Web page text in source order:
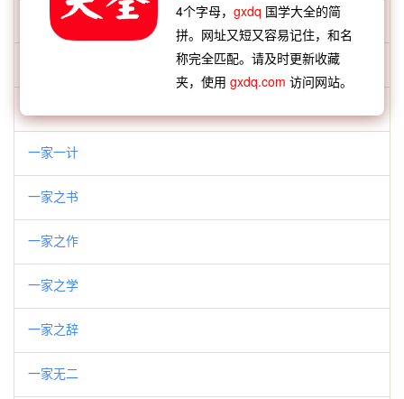
一定之规
一家一计
一家之书
一家之作
一家之学
一家之辞
一家无二
4个字母，gxdq 国学大全的简
拼。网址又短又容易记住，和名
称完全匹配。请及时更新收藏
夹，使用gxdq.com 访问网站。